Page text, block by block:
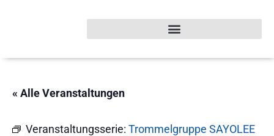
« Alle Veranstaltungen
Veranstaltungsserie: Trommelgruppe SAYOLEE